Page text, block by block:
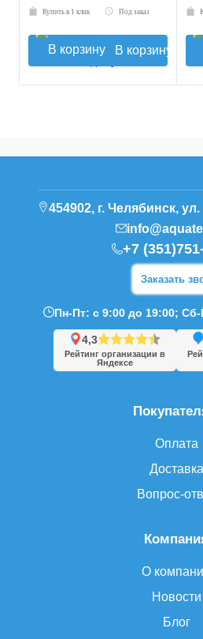
Купить в 1 клик Под заказ
В корзину
О
Новости
Блог
Оплата
Доставка
Вопрос-
454902, г. Челябинск,
+7
Заказать
Пн-Пт: с 9:00 до 19:00;
4,3
Рейтинг организации в
Яндексе